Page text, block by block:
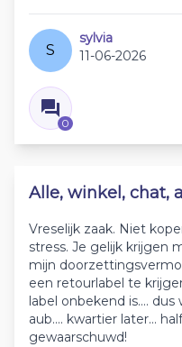
S
sylvia
11-06-2026
0
Alle, winkel, chat,
Vreselijk zaak. Niet
stress. Je gelijk krijgen
mijn
een retourlabel te
label onbekend is....
aub.... kwartier later...
gewaarschuwd!